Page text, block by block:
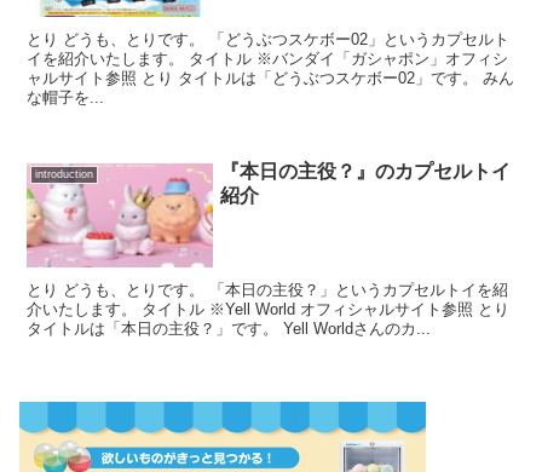
とり どうも、とりです。 「どうぶつスケボー02」というカプセルト
イを紹介いたします。 タイトル ※バンダイ「ガシャポン」オフィシ
ャルサイト参照 とり タイトルは「どうぶつスケボー02」です。 みん
な帽子を...
introduction
『本日の主役？』のカプセルトイ
紹介
とり どうも、とりです。 「本日の主役？」というカプセルトイを紹
介いたします。 タイトル ※Yell World オフィシャルサイト参照 とり
タイトルは「本日の主役？」です。 Yell Worldさんのカ...